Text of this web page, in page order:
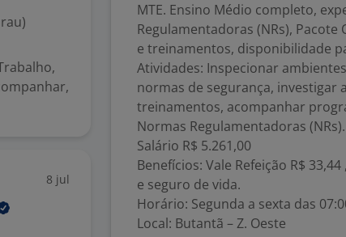
8 jul
MTE. Ensino Médio completo,
Regulamentadoras (NRs),
e treinamentos, disponibilidade
Atividades: Inspecionar
normas de segurança,
treinamentos, acompanhar
Normas Regulamentadoras (NRs).
Salário R$ 5.261,00
Benefícios: Vale Refeição R$
e seguro de vida.
Horário: Segunda a sexta das
Local: Butantã – Z. Oeste